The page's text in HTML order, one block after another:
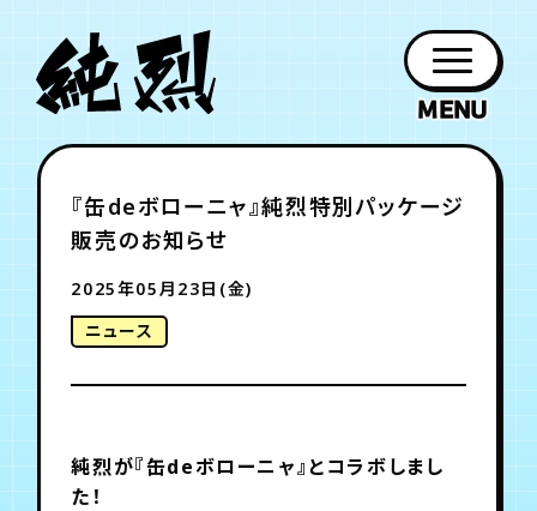
お知らせ
NEWS
日程 チケット
紹介
PROFILE
作品
DISCOGRAPHY
日記
グッズ
GOODS
ホーム
ファン
会員登録
チケット
月会員制ファンクラブ
『缶deボローニャ』純烈特別パッケージ
販売のお知らせ
2025年05月23日(金)
ニュース
純烈が『缶deボローニャ』とコラボしまし
た！